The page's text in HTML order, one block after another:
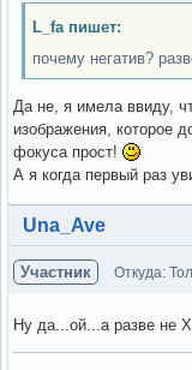
L_fa пишет:
почему негатив?
Да не, я имела ввиду,
изображения, которое
фокуса прост!
А я когда первый раз
Вне форума
Una_Ave
Участник Откуда:
Ну да...ой...а разве не